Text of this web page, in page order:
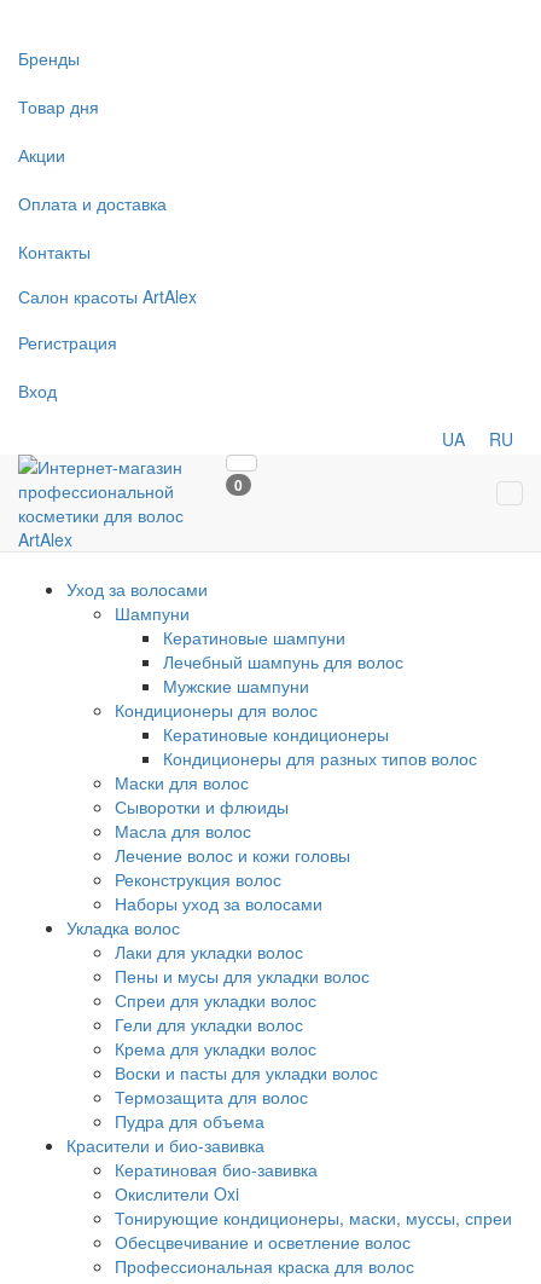
Бренды
Товар дня
Акции
Оплата и доставка
Контакты
Салон красоты ArtAlex
Регистрация
Вход
UA RU
0
Уход за волосами
Шампуни
Кератиновые шампуни
Лечебный шампунь для волос
Мужские шампуни
Кондиционеры для волос
Кератиновые кондиционеры
Кондиционеры для разных типов волос
Маски для волос
Сыворотки и флюиды
Масла для волос
Лечение волос и кожи головы
Реконструкция волос
Наборы уход за волосами
Укладка волос
Лаки для укладки волос
Пены и мусы для укладки волос
Спреи для укладки волос
Гели для укладки волос
Крема для укладки волос
Воски и пасты для укладки волос
Термозащита для волос
Пудра для объема
Красители и био-завивка
Кератиновая био-завивка
Окислители Oxi
Тонирующие кондиционеры, маски, муссы, спреи
Обесцвечивание и осветление волос
Профессиональная краска для волос